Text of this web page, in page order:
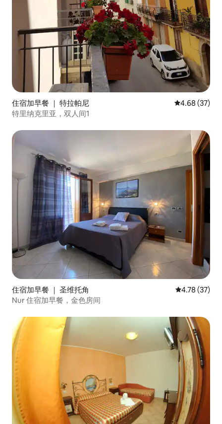
住宿加早餐 ｜ 特拉帕尼 平均评分
4.68 (37)
特里纳克里亚，双人间1
住宿加早餐 ｜ 圣维托角 平均评分
4.78 (37)
Nur 住宿加早餐，金色房间